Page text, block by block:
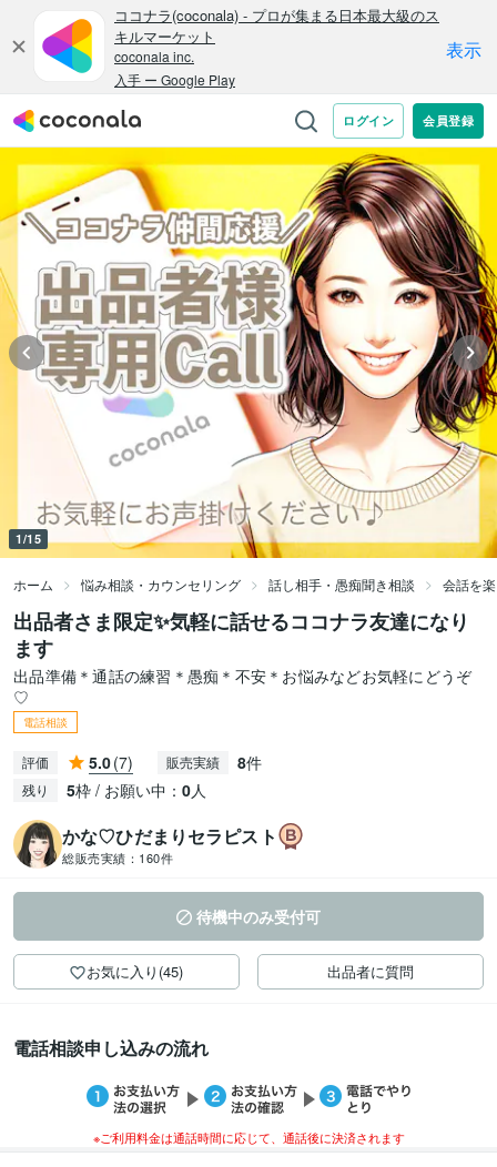
1/15
ホーム 悩み相談・カウンセリング 話し相手・愚痴聞き相談 会話を
出品者さま限定✨気軽に話せるココナラ友達になり
ます
出品準備＊通話の練習＊愚痴＊不安＊お悩みなどお気軽にどうぞ
♡
電話相談
評価 5.0(7) 販売実績 8件
残り 5枠 / お願い中： 0人
かな♡ひだまりセラピスト
総販売実績： 160件
待機中のみ受付可
お気に入り(45) 出品者に質問
電話相談申し込みの流れ
※ご利用料金は通話時間に応じて、通話後に決済されます